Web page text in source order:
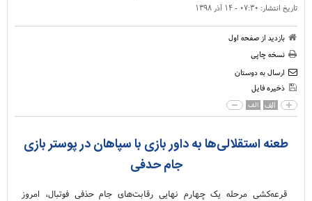
تاریخ انتشار: ۰۷:۳۰ - ۱۴ آذر ۱۳۹۸
بازدید از صفحه اول
نسخه چاپی
ارسال به دوستان
ذخیره فایل
الف الف
طعنه استقلالی‌ها به داور بازی با سپاهان در پوستر بازی
جام حدفی
قرعه‌کشی مرحله یک چهارم نهایی رقابت‌های جام حذفی فوتبال، امروز